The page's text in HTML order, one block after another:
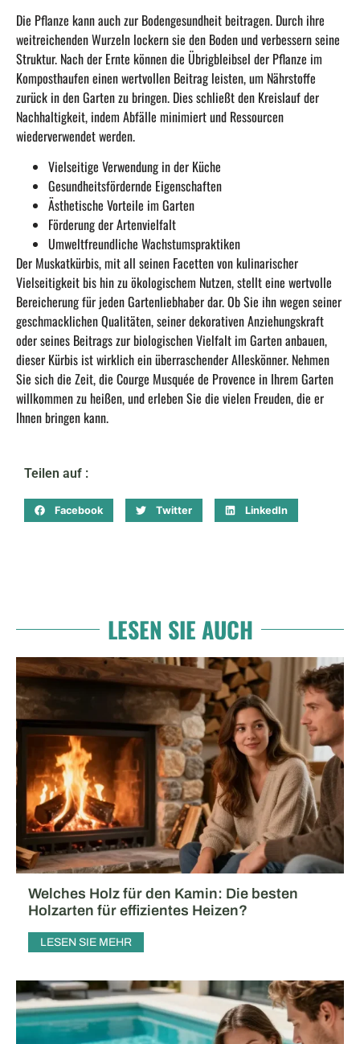
Die Pflanze kann auch zur Bodengesundheit beitragen. Durch ihre
weitreichenden Wurzeln lockern sie den Boden und verbessern seine
Struktur. Nach der Ernte können die Übrigbleibsel der Pflanze im
Komposthaufen einen wertvollen Beitrag leisten, um Nährstoffe
zurück in den Garten zu bringen. Dies schließt den Kreislauf der
Nachhaltigkeit, indem Abfälle minimiert und Ressourcen
wiederverwendet werden.
Vielseitige Verwendung in der Küche
Gesundheitsfördernde Eigenschaften
Ästhetische Vorteile im Garten
Förderung der Artenvielfalt
Umweltfreundliche Wachstumspraktiken
Der Muskatkürbis, mit all seinen Facetten von kulinarischer
Vielseitigkeit bis hin zu ökologischem Nutzen, stellt eine wertvolle
Bereicherung für jeden Gartenliebhaber dar. Ob Sie ihn wegen seiner
geschmacklichen Qualitäten, seiner dekorativen Anziehungskraft
oder seines Beitrags zur biologischen Vielfalt im Garten anbauen,
dieser Kürbis ist wirklich ein überraschender Alleskönner. Nehmen
Sie sich die Zeit, die Courge Musquée de Provence in Ihrem Garten
willkommen zu heißen, und erleben Sie die vielen Freuden, die er
Ihnen bringen kann.
Teilen auf :
Facebook Twitter LinkedIn
LESEN SIE AUCH
Welches Holz für den Kamin: Die besten
Holzarten für effizientes Heizen?
LESEN SIE MEHR